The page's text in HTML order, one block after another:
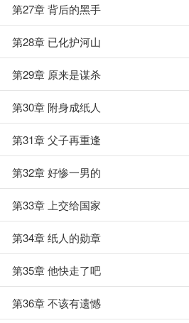
第27章 背后的黑手
第28章 已化护河山
第29章 原来是谋杀
第30章 附身成纸人
第31章 父子再重逢
第32章 好惨一男的
第33章 上交给国家
第34章 纸人的勋章
第35章 他快走了吧
第36章 不该有遗憾